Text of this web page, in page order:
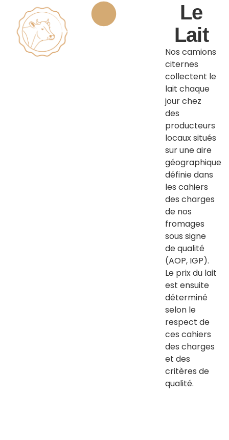
Le
Lait
Nos camions
citernes
collectent le
lait chaque
jour chez
des
producteurs
locaux situés
sur une aire
géographique
définie dans
les cahiers
des charges
de nos
fromages
sous signe
de qualité
(AOP, IGP).
Le prix du lait
est ensuite
déterminé
selon le
respect de
ces cahiers
des charges
et des
critères de
qualité.